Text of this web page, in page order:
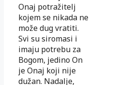
Onaj potražitelj
kojem se nikada ne
može dug vratiti.
Svi su siromasi i
imaju potrebu za
Bogom, jedino On
je Onaj koji nije
dužan. Nadalje,